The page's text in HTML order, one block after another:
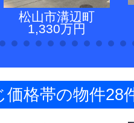
松山市溝辺町
1,330万円
価格帯の物件28